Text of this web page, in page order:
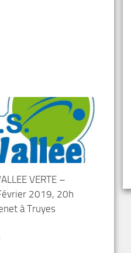
VERTE –
2019, 20h
à Truyes